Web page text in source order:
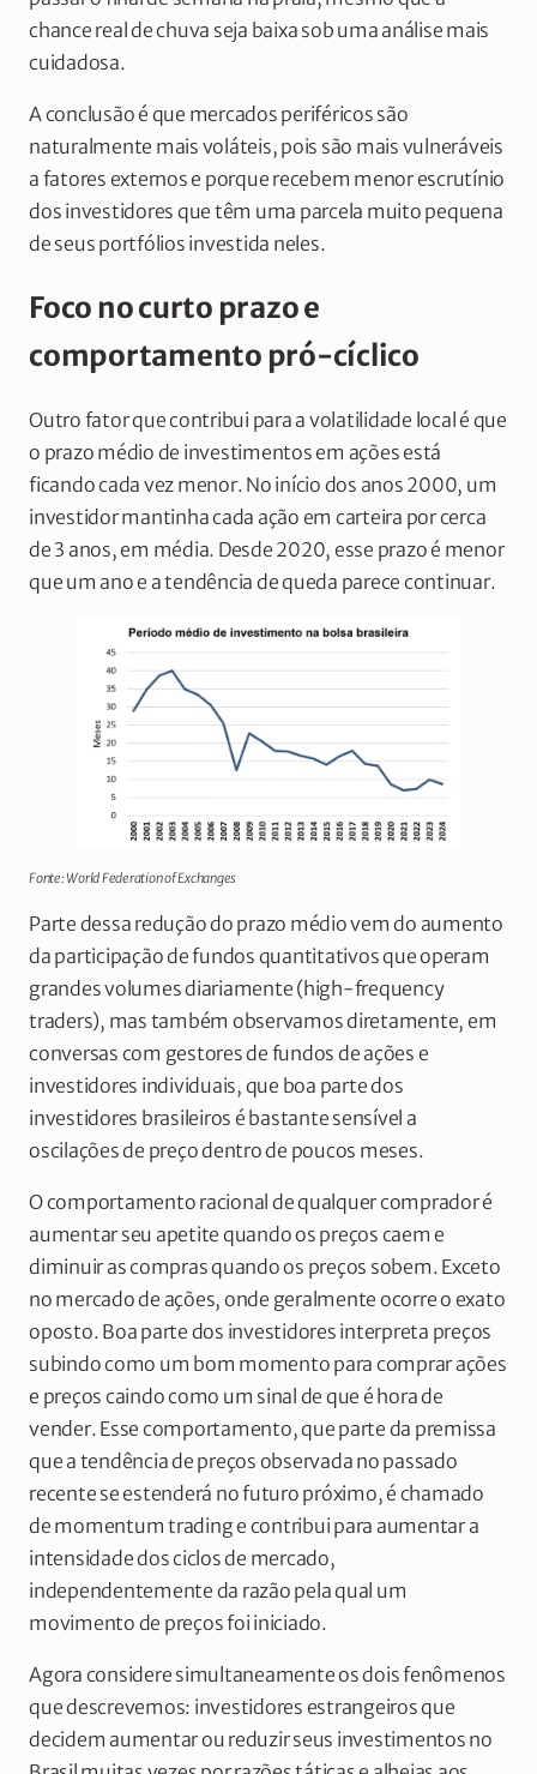
chance real de chuva seja baixa sob uma análise mais
cuidadosa.
A conclusão é que mercados periféricos são
naturalmente mais voláteis, pois são mais vulneráveis
a fatores externos e porque recebem menor escrutínio
dos investidores que têm uma parcela muito pequena
de seus portfólios investida neles.
Foco no curto prazo e
comportamento pró-cíclico
Outro fator que contribui para a volatilidade local é que
o prazo médio de investimentos em ações está
ficando cada vez menor. No início dos anos 2000, um
investidor mantinha cada ação em carteira por cerca
de 3 anos, em média. Desde 2020, esse prazo é menor
que um ano e a tendência de queda parece continuar.
Fonte: World Federation of Exchanges
Parte dessa redução do prazo médio vem do aumento
da participação de fundos quantitativos que operam
grandes volumes diariamente (high-frequency
traders), mas também observamos diretamente, em
conversas com gestores de fundos de ações e
investidores individuais, que boa parte dos
investidores brasileiros é bastante sensível a
oscilações de preço dentro de poucos meses.
O comportamento racional de qualquer comprador é
aumentar seu apetite quando os preços caem e
diminuir as compras quando os preços sobem. Exceto
no mercado de ações, onde geralmente ocorre o exato
oposto. Boa parte dos investidores interpreta preços
subindo como um bom momento para comprar ações
e preços caindo como um sinal de que é hora de
vender. Esse comportamento, que parte da premissa
que a tendência de preços observada no passado
recente se estenderá no futuro próximo, é chamado
de momentum trading e contribui para aumentar a
intensidade dos ciclos de mercado,
independentemente da razão pela qual um
movimento de preços foi iniciado.
Agora considere simultaneamente os dois fenômenos
que descrevemos: investidores estrangeiros que
decidem aumentar ou reduzir seus investimentos no